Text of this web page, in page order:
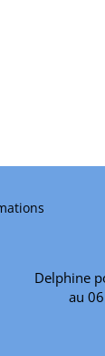
Delphine
au